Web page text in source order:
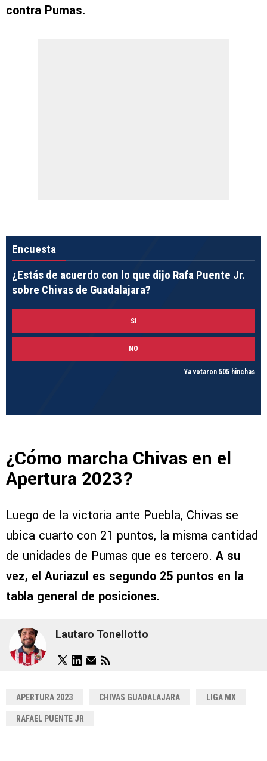
contra Pumas.
Encuesta
¿Estás de acuerdo con lo que dijo Rafa Puente Jr.
sobre Chivas de Guadalajara?
SI
NO
Ya votaron 505 hinchas
¿Cómo marcha Chivas en el
Apertura 2023?
Luego de la victoria ante Puebla, Chivas se
ubica cuarto con 21 puntos, la misma cantidad
de unidades de Pumas que es tercero. A su
vez, el Auriazul es segundo 25 puntos en la
tabla general de posiciones.
Lautaro Tonellotto
APERTURA 2023 CHIVAS GUADALAJARA LIGA MX
RAFAEL PUENTE JR